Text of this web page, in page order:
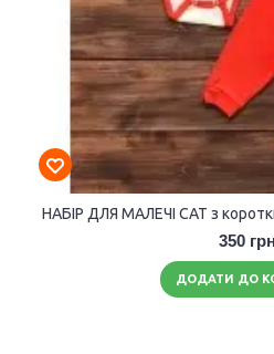
НАБІР ДЛЯ МАЛЕЧІ CAT з
350 грн
ДОДАТИ ДО